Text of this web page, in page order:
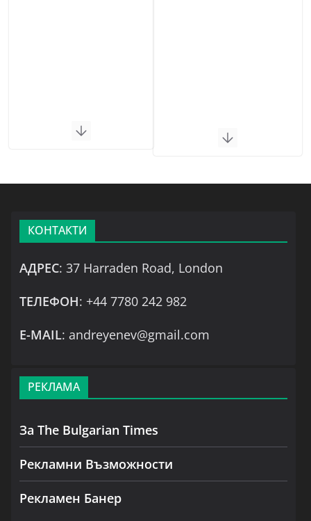
КОНТАКТИ
АДРЕС: 37 Harraden Road, London
ТЕЛЕФОН: +44 7780 242 982
Е-MAIL: andreyenev@gmail.com
РЕКЛАМА
За The Bulgarian Times
Рекламни Възможности
Рекламен Банер